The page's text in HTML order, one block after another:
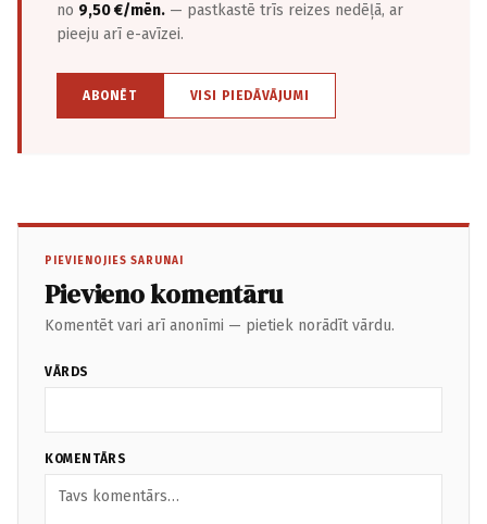
no 9,50 €/mēn. — pastkastē trīs reizes nedēļā, ar
pieeju arī e-avīzei.
ABONĒT VISI PIEDĀVĀJUMI
PIEVIENOJIES SARUNAI
Pievieno komentāru
Komentēt vari arī anonīmi — pietiek norādīt vārdu.
VĀRDS
KOMENTĀRS